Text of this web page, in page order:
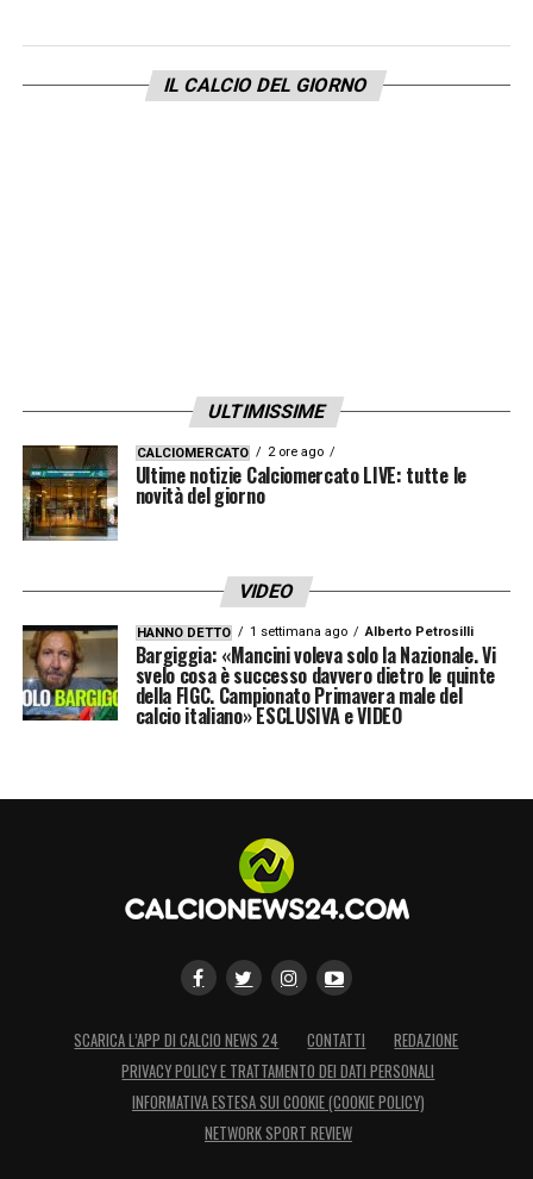
guidato i toscani alla promozione, Inzaghi ha
deciso di restare in Serie B, pur avendo avuto
IL CALCIO DEL GIORNO
ULTIMISSIME
CALCIOMERCATO 2 ore ago
Ultime notizie Calciomercato LIVE: tutte le
novità del giorno
VIDEO
HANNO DETTO 1 settimana ago Alberto Petrosilli
Bargiggia: «Mancini voleva solo la Nazionale. Vi
svelo cosa è successo davvero dietro le quinte
della FIGC. Campionato Primavera male del
calcio italiano» ESCLUSIVA e VIDEO
SCARICA L’APP DI CALCIO NEWS 24 CONTATTI
REDAZIONE
PRIVACY POLICY E TRATTAMENTO DEI DATI PERSONALI
INFORMATIVA ESTESA SUI COOKIE (COOKIE POLICY)
NETWORK SPORT REVIEW